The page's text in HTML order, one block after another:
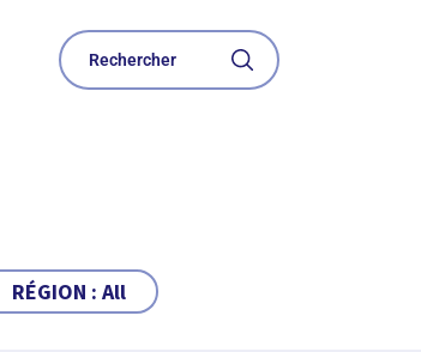
RÉGION : All